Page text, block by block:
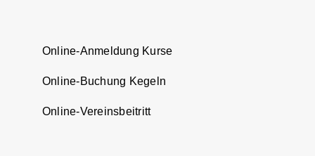
Online-Anmeldung Kurse
Online-Buchung Kegeln
Online-Vereinsbeitritt